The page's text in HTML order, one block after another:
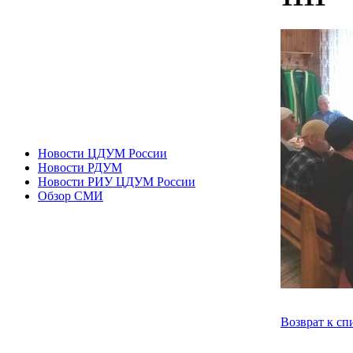
Новости ЦДУМ России
Новости РДУМ
Новости РИУ ЦДУМ России
Обзор СМИ
Возврат к